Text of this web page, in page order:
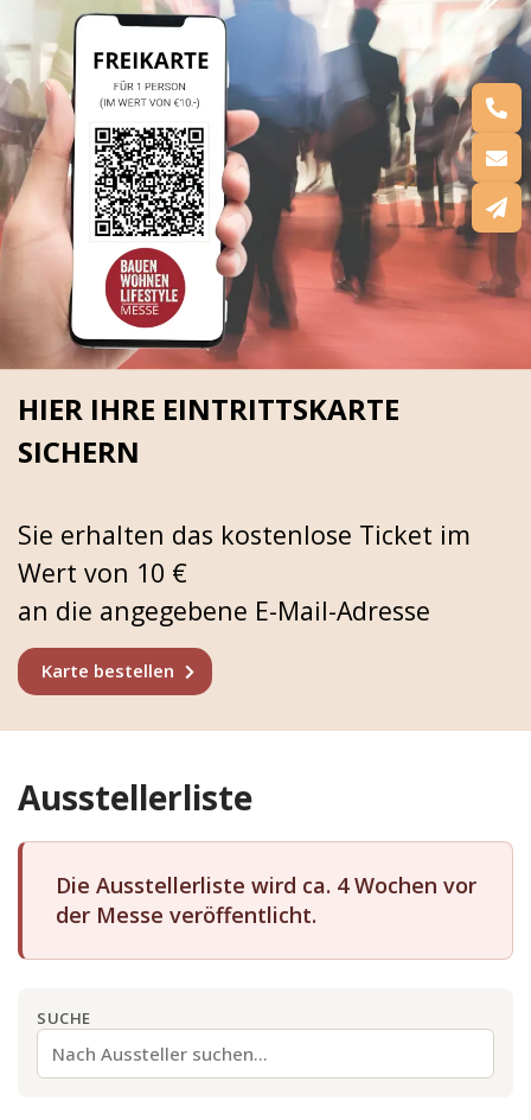
HIER IHRE EINTRITTSKARTE
SICHERN
Sie erhalten das kostenlose Ticket im
Wert von 10 €
an die angegebene E-Mail-Adresse
Karte bestellen
Ausstellerliste
Die Ausstellerliste wird ca. 4 Wochen vor
der Messe veröffentlicht.
SUCHE